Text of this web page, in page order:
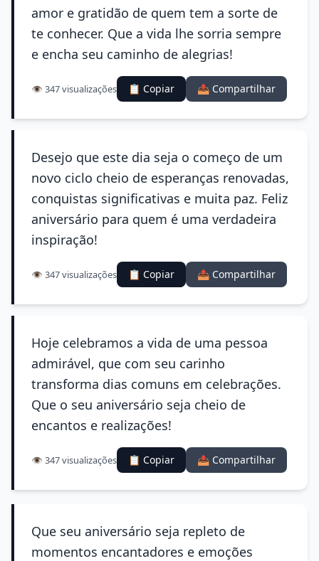
amor e gratidão de quem tem a sorte de
te conhecer. Que a vida lhe sorria sempre
e encha seu caminho de alegrias!
👁️ 347 visualizações 📋 Copiar 📤 Compartilhar
Desejo que este dia seja o começo de um
novo ciclo cheio de esperanças renovadas,
conquistas significativas e muita paz. Feliz
aniversário para quem é uma verdadeira
inspiração!
👁️ 347 visualizações 📋 Copiar 📤 Compartilhar
Hoje celebramos a vida de uma pessoa
admirável, que com seu carinho
transforma dias comuns em celebrações.
Que o seu aniversário seja cheio de
encantos e realizações!
👁️ 347 visualizações 📋 Copiar 📤 Compartilhar
Que seu aniversário seja repleto de
momentos encantadores e emoções